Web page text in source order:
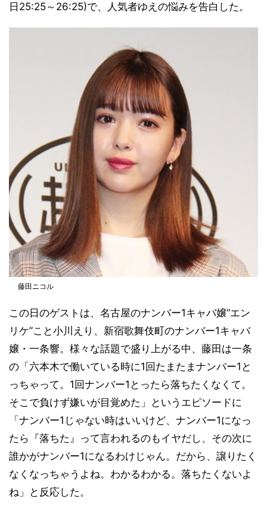
日25:25～26:25)で、人気者ゆえの悩みを告白した。
藤田ニコル
この日のゲストは、名古屋のナンバー1キャバ嬢“エン
リケ”こと小川えり、新宿歌舞伎町のナンバー1キャバ
嬢・一条響。様々な話題で盛り上がる中、藤田は一条
の「六本木で働いている時に1回たまたまナンバー1と
っちゃって。1回ナンバー1とったら落ちたくなくて。
そこで負けず嫌いが目覚めた」というエピソードに
「ナンバー1じゃない時はいいけど、ナンバー1になっ
たら『落ちた』って言われるのもイヤだし、その次に
誰かがナンバー1になるわけじゃん。だから、譲りたく
なくなっちゃうよね。わかるわかる。落ちたくないよ
ね」と反応した。